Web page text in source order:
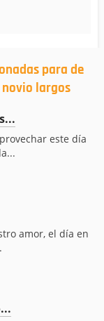
para de
largos
este día
amor, el día en